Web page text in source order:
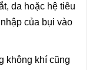
da hoặc hệ tiêu
của bụi vào
không khí cũng